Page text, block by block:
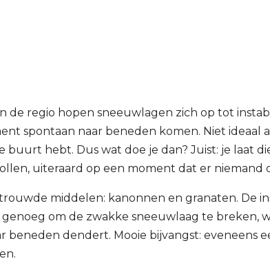
de regio hopen sneeuwlagen zich op tot
spontaan naar beneden komen. Niet ideaal
buurt hebt. Dus wat doe je dan? Juist: je laat
uiteraard op een moment dat er niemand
middelen: kanonnen en granaten. De
genoeg om de zwakke sneeuwlaag te breken,
dendert. Mooie bijvangst: eveneens